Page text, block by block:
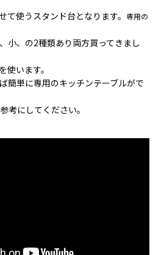
て使うスタンド台となります。 専用の
小、の2種類あり両方買ってきまし
使います。
簡単に専用のキッチンテーブルがで
考にしてください。